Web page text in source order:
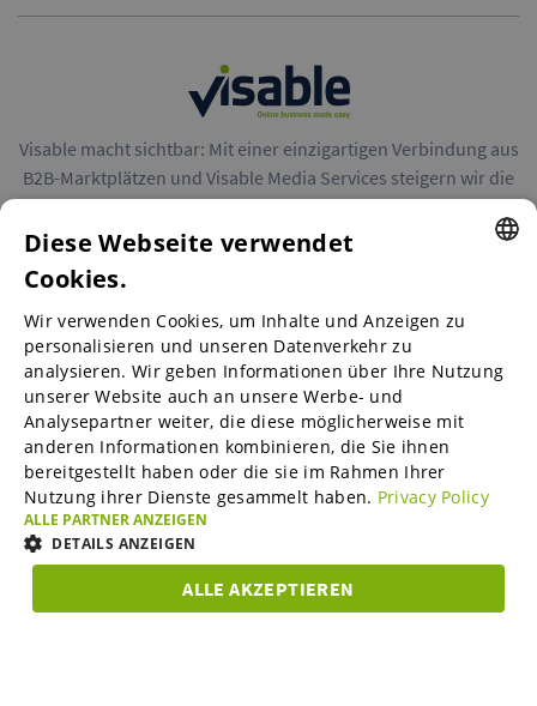
Visable macht sichtbar: Mit einer einzigartigen Verbindung aus
B2B-Marktplätzen und Visable Media Services steigern wir die
Reichweite von Unternehmen in Europa.
B2B-Marktplätze
Visable Media Services
Mittelstands-Monitor
Karriere
ENGLISH
GERMAN
SPANISH
FRENCH
ITALIAN
ESTONIAN
Diese Webseite verwendet
Cookies.
Wir verwenden Cookies, um Inhalte und Anzeigen zu
personalisieren und unseren Datenverkehr zu
analysieren. Wir geben Informationen über Ihre Nutzung
unserer Website auch an unsere Werbe- und
Analysepartner weiter, die diese möglicherweise mit
anderen Informationen kombinieren, die Sie ihnen
bereitgestellt haben oder die sie im Rahmen Ihrer
Nutzung ihrer Dienste gesammelt haben. Privacy Policy
ALLE PARTNER ANZEIGEN
DETAILS ANZEIGEN
ALLE AKZEPTIEREN
UNBEDINGT